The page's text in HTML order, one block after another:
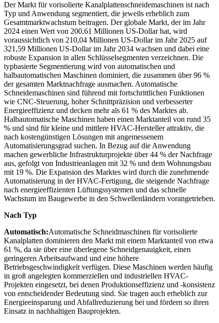
Der Markt für vorisolierte Kanalplattenschneidemaschinen ist nach
Typ und Anwendung segmentiert, die jeweils erheblich zum
Gesamtmarktwachstum beitragen. Der globale Markt, der im Jahr
2024 einen Wert von 200,61 Millionen US-Dollar hat, wird
voraussichtlich von 210,04 Millionen US-Dollar im Jahr 2025 auf
321,59 Millionen US-Dollar im Jahr 2034 wachsen und dabei eine
robuste Expansion in allen Schlüsselsegmenten verzeichnen. Die
typbasierte Segmentierung wird von automatischen und
halbautomatischen Maschinen dominiert, die zusammen über 96 %
der gesamten Marktnachfrage ausmachen. Automatische
Schneidemaschinen sind führend mit fortschrittlichen Funktionen
wie CNC-Steuerung, hoher Schnittpräzision und verbesserter
Energieeffizienz und decken mehr als 61 % des Marktes ab.
Halbautomatische Maschinen haben einen Marktanteil von rund 35
% und sind für kleine und mittlere HVAC-Hersteller attraktiv, die
nach kostengünstigen Lösungen mit angemessenem
Automatisierungsgrad suchen. In Bezug auf die Anwendung
machen gewerbliche Infrastrukturprojekte über 44 % der Nachfrage
aus, gefolgt von Industrieanlagen mit 32 % und dem Wohnungsbau
mit 19 %. Die Expansion des Marktes wird durch die zunehmende
Automatisierung in der HVAC-Fertigung, die steigende Nachfrage
nach energieeffizienten Lüftungssystemen und das schnelle
Wachstum im Baugewerbe in den Schwellenländern vorangetrieben.
Nach Typ
Automatisch:Automatische Schneidmaschinen für vorisolierte
Kanalplatten dominieren den Markt mit einem Marktanteil von etwa
61 %, da sie über eine überlegene Schneidgenauigkeit, einen
geringeren Arbeitsaufwand und eine höhere
Betriebsgeschwindigkeit verfügen. Diese Maschinen werden häufig
in groß angelegten kommerziellen und industriellen HVAC-
Projekten eingesetzt, bei denen Produktionseffizienz und -konsistenz
von entscheidender Bedeutung sind. Sie tragen auch erheblich zur
Energieeinsparung und Abfallreduzierung bei und fördern so ihren
Einsatz in nachhaltigen Bauprojekten.